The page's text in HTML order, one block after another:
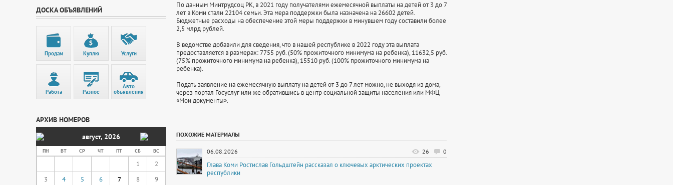
ДОСКА ОБЪЯВЛЕНИЙ
Продам Куплю Услуги
Работа Разное
Авто
объявления
АРХИВ НОМЕРОВ
август, 2026
ПН ВТ СР ЧТ ПТ СБ ВС
1
2
3
4 5 6 7 8
9
По данным Минтрудсоц РК, в 2021 году получателями ежемесячной выплаты на детей от 3 до 7
лет в Коми стали 22104 семьи. Эта мера поддержки была назначена на 26602 детей.
Бюджетные расходы на обеспечение этой меры поддержки в минувшем году составили более
2,5 млрд рублей.
В ведомстве добавили для сведения, что в нашей республике в 2022 году эта выплата
предоставляется в размерах: 7755 руб. (50% прожиточного минимума на ребенка), 11632,5 руб.
(75% прожиточного минимума на ребенка), 15510 руб. (100% прожиточного минимума на
ребенка).
Подать заявление на ежемесячную выплату на детей от 3 до 7 лет можно, не выходя из дома,
через портал Госуслуг или же обратившись в центр социальной защиты населения или МФЦ
«Мои документы».
ПОХОЖИЕ МАТЕРИАЛЫ
0
26
06.08.2026
Глава Коми Ростислав Гольдштейн рассказал о ключевых арктических проектах
республики